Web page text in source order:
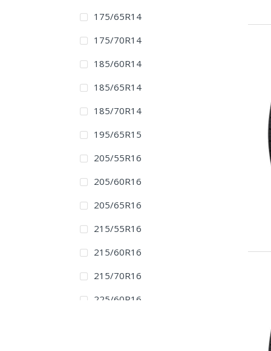
175/65R14
175/70R14
185/60R14
185/65R14
185/70R14
195/65R15
205/55R16
205/60R16
205/65R16
215/55R16
215/60R16
215/70R16
225/60R16